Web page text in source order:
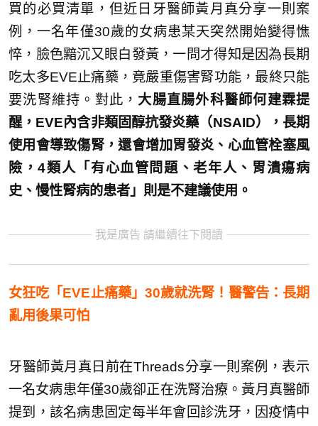
買的必買清單，但近日牙醫師黃月真分享一則案
例，一名年僅30歲的女病患某天突然開始變得憔
悴，臉色黯沉又眼白發黃，一問才得知是因為長期
吃太多EVE止痛藥，竟嚴重傷害腎功能，最終只能
要洗腎維持。對此， 大腸直腸外科醫師何建霖提
醒，EVE內含非類固醇抗發炎藥（NSAID），長期
使用會導致傷腎，還會增加胃發炎、心血管栓塞風
險，4類人「有心血管問題、老年人、胃潰瘍病
史、慢性腎病的患者」則是不建議使用。
我是廣告 請繼續往下閱讀
女狂吃「EVE止痛藥」30歲就洗腎！醫警告：長期
亂用後果可怕
牙醫師黃月真日前在Threads分享一則案例，表示
一名女病患年僅30歲卻正在洗腎治療。黃月真醫師
提到，該名病患固定每半年會回診洗牙，因疫情中